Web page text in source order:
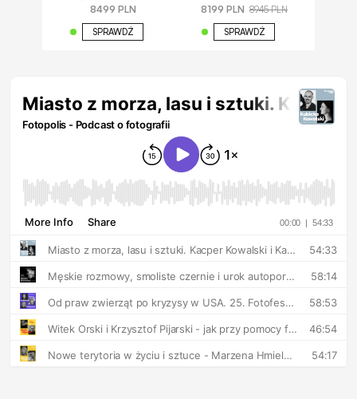
8499 PLN
SPRAWDŹ
8199 PLN 8945 PLN
SPRAWDŹ